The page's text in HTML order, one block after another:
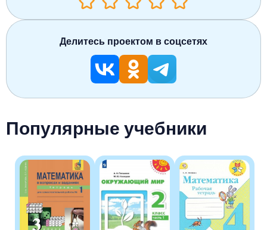
Популярные учебники
Делитесь проектом в соцсетях